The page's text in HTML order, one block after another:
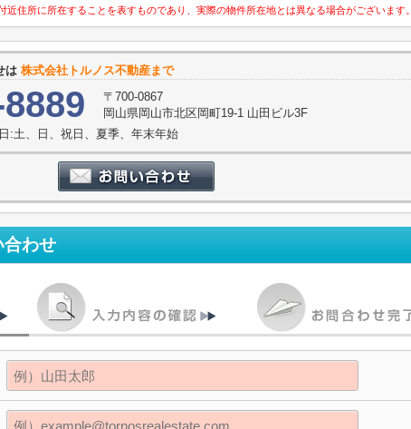
住所に所在することを表すものであり、実際の物件所在地とは異なる場合がございます。
は 株式会社トルノス不動産まで
〒700-0867
岡山県岡山市北区岡町19-1 山田ビル3F
:土、日、祝日、夏季、年末年始
合わせ